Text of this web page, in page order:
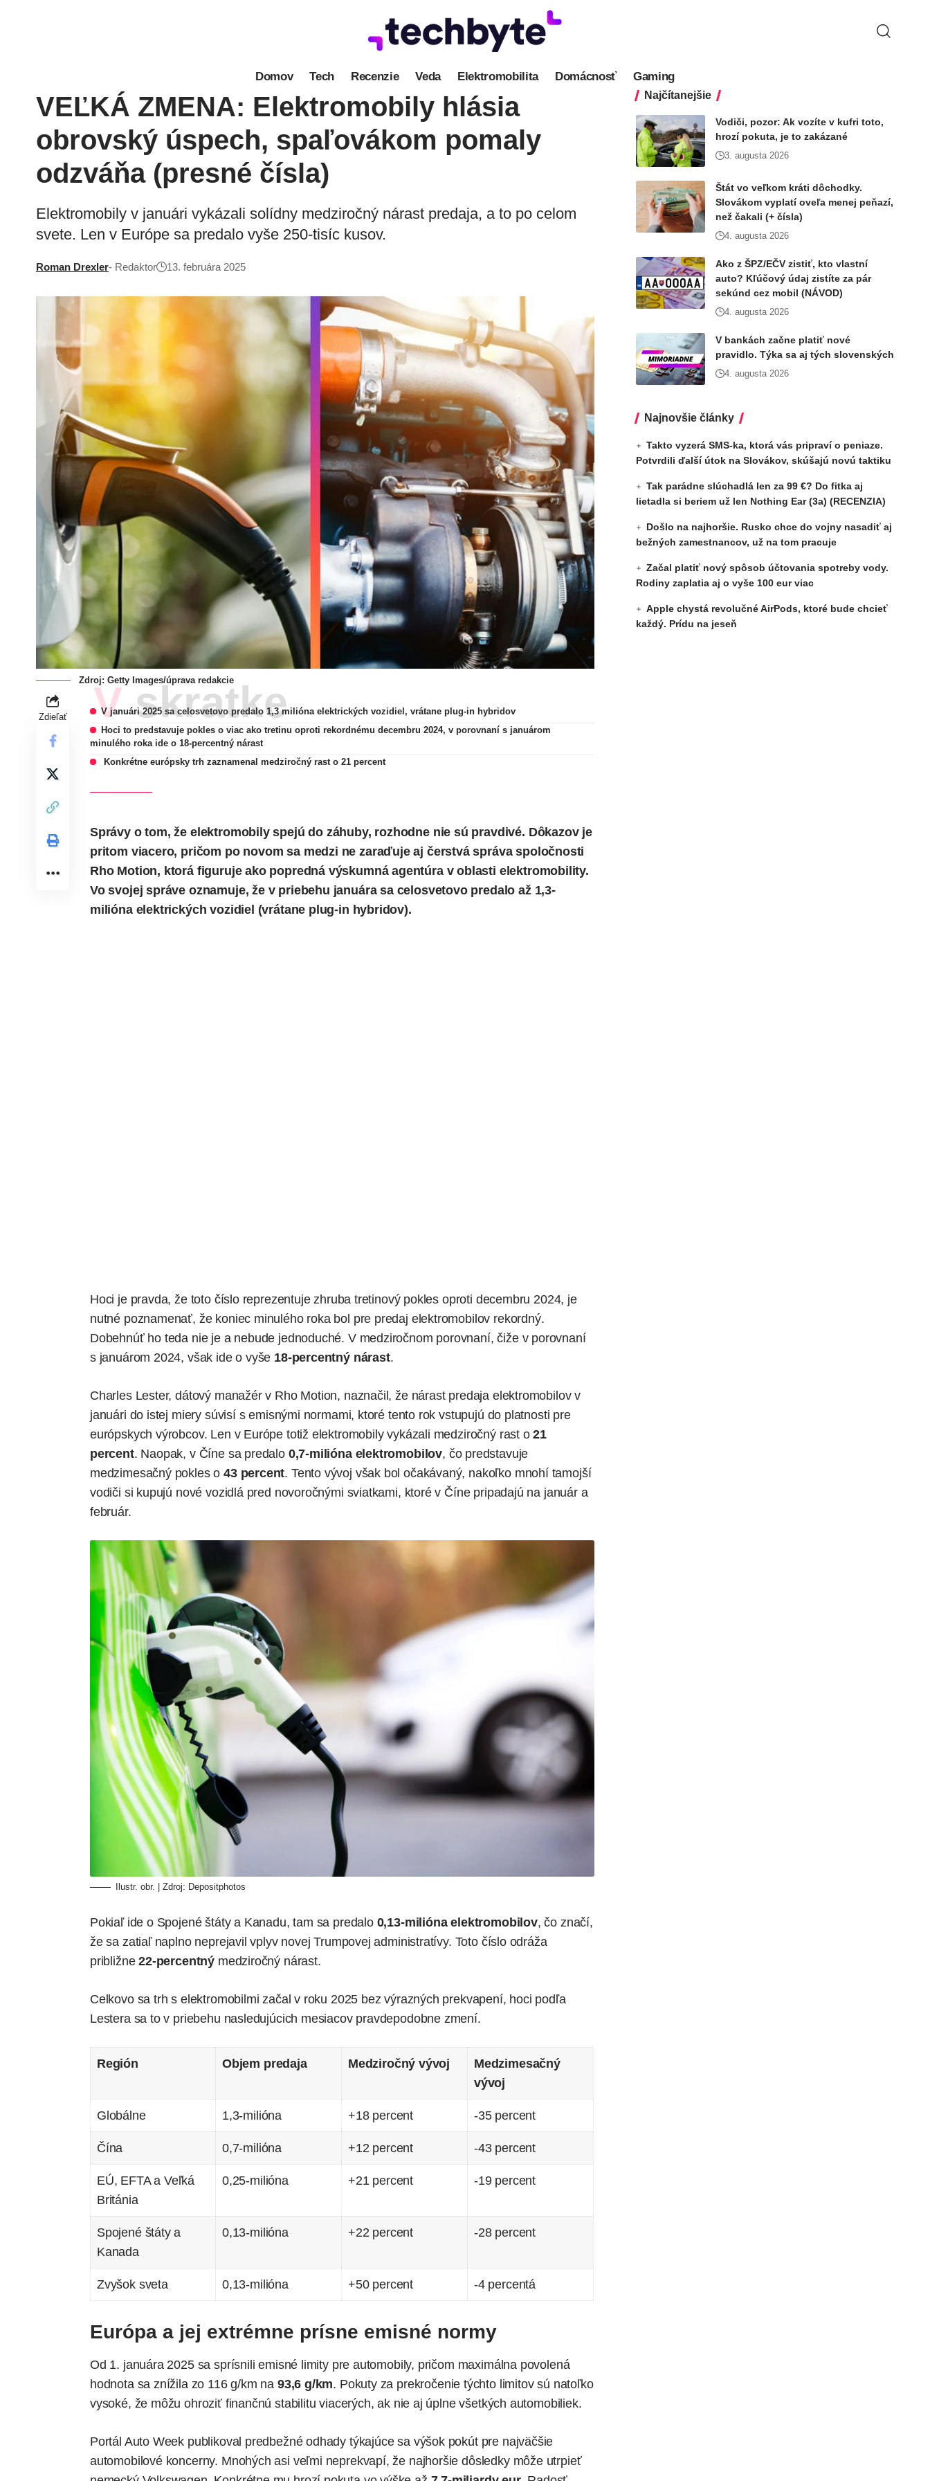
Domov Tech Recenzie Veda Elektromobilita Domácnosť Gaming
VEĽKÁ ZMENA: Elektromobily hlásia
obrovský úspech, spaľovákom pomaly
odzváňa (presné čísla)
Elektromobily v januári vykázali solídny medziročný nárast predaja, a to po celom
svete. Len v Európe sa predalo vyše 250-tisíc kusov.
Roman Drexler- Redaktor 13. februára 2025
Zdroj: Getty Images/úprava redakcie
Zdieľať V skratke
V januári 2025 sa celosvetovo predalo 1,3 milióna elektrických vozidiel, vrátane plug-in hybridov
Hoci to predstavuje pokles o viac ako tretinu oproti rekordnému decembru 2024, v porovnaní s januárom
minulého roka ide o 18-percentný nárast
Konkrétne európsky trh zaznamenal medziročný rast o 21 percent
Správy o tom, že elektromobily spejú do záhuby, rozhodne nie sú pravdivé. Dôkazov je
pritom viacero, pričom po novom sa medzi ne zaraďuje aj čerstvá správaspoločnosti
Rho Motion, ktorá figuruje ako popredná výskumná agentúra v oblasti elektromobility.
Vo svojej správe oznamuje, že v priebehu januára sa celosvetovo predalo až 1,3-
milióna elektrických vozidiel (vrátane plug-in hybridov).
Hoci je pravda, že toto číslo reprezentuje zhruba tretinový pokles oproti decembru 2024, je
nutné poznamenať, že koniec minulého roka bol pre predaj elektromobilov rekordný.
Dobehnúť ho teda nie je a nebude jednoduché. V medziročnom porovnaní, čiže v porovnaní
s januárom 2024, však ide o vyše 18-percentný nárast.
Charles Lester, dátový manažér v Rho Motion, naznačil, že nárast predaja elektromobilov v
januári do istej miery súvisí s emisnými normami, ktoré tento rok vstupujú do platnosti pre
európskych výrobcov. Len v Európe totiž elektromobily vykázali medziročný rast o21
percent. Naopak, v Číne sa predalo 0,7-milióna elektromobilov, čo predstavuje
medzimesačný pokles o43 percent. Tento vývoj však bol očakávaný, nakoľko mnohí tamojší
vodiči si kupujú nové vozidlá pred novoročnými sviatkami, ktoré v Číne pripadajú na január a
február.
Ilustr. obr. | Zdroj: Depositphotos
Pokiaľ ide o Spojené štáty a Kanadu, tam sa predalo0,13-milióna elektromobilov, čo značí,
že sa zatiaľ naplno neprejavil vplyv novejTrumpovej administratívy. Toto číslo odráža
približne22-percentný medziročný nárast.
Celkovo sa trh s elektromobilmi začal v roku 2025 bez výrazných prekvapení, hoci podľa
Lestera sa to v priebehu nasledujúcich mesiacov pravdepodobne zmení.
Región Objem predaja Medziročný vývoj
Medzimesačný
vývoj
Globálne 1,3-milióna +18 percent -35 percent
Čína 0,7-milióna +12 percent -43 percent
EÚ, EFTA a Veľká
Británia
0,25-milióna +21 percent -19 percent
Spojené štáty a
Kanada
0,13-milióna +22 percent -28 percent
Zvyšok sveta 0,13-milióna +50 percent -4 percentá
Európa a jej extrémne prísne emisné normy
Od 1. januára 2025 sa sprísnili emisné limity pre automobily, pričom maximálna povolená
hodnota sa znížila zo 116 g/km na 93,6 g/km. Pokuty za prekročenie týchto limitov sú natoľko
vysoké, že môžu ohroziť finančnú stabilitu viacerých, ak nie aj úplne všetkých automobiliek.
Portál Auto Week publikoval predbežné odhady týkajúce sa výšok pokút pre najväčšie
automobilové koncerny. Mnohých asi veľmi neprekvapí, že najhoršie dôsledky môže utrpieť
Najčítanejšie
Vodiči, pozor: Ak vozíte v kufri toto,
hrozí pokuta, je to zakázané
3. augusta 2026
Štát vo veľkom kráti dôchodky.
Slovákom vyplatí oveľa menej peňazí,
než čakali (+ čísla)
4. augusta 2026
Ako z ŠPZ/EČV zistiť, kto vlastní
auto? Kľúčový údaj zistíte za pár
sekúnd cez mobil (NÁVOD)
4. augusta 2026
V bankách začne platiť nové
pravidlo. Týka sa aj tých slovenských
4. augusta 2026
Najnovšie články
Takto vyzerá SMS-ka, ktorá vás pripraví o peniaze.
Potvrdili ďalší útok na Slovákov, skúšajú novú taktiku
Tak parádne slúchadlá len za 99 €? Do fitka aj
lietadla si beriem už len Nothing Ear (3a) (RECENZIA)
Došlo na najhoršie. Rusko chce do vojny nasadiť aj
bežných zamestnancov, už na tom pracuje
Začal platiť nový spôsob účtovania spotreby vody.
Rodiny zaplatia aj o vyše 100 eur viac
Apple chystá revolučné AirPods, ktoré bude chcieť
každý. Prídu na jeseň